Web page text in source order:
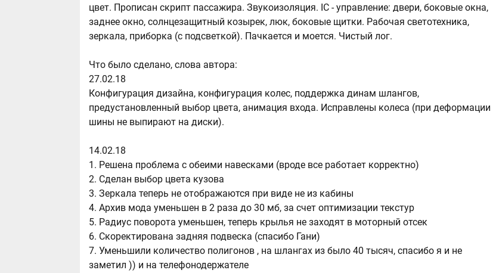
цвет. Прописан скрипт пассажира. Звукоизоляция. IC - управление: двери, боковые окна,
заднее окно, солнцезащитный козырек, люк, боковые щитки. Рабочая светотехника,
зеркала, приборка (с подсветкой). Пачкается и моется. Чистый лог.
Что было сделано, слова автора:
27.02.18
Конфигурация дизайна, конфигурация колес, поддержка динам шлангов,
предустановленный выбор цвета, анимация входа. Исправлены колеса (при деформации
шины не выпирают на диски).
14.02.18
1. Решена проблема с обеими навесками (вроде все работает корректно)
2. Сделан выбор цвета кузова
3. Зеркала теперь не отображаются при виде не из кабины
4. Архив мода уменьшен в 2 раза до 30 мб, за счет оптимизации текстур
5. Радиус поворота уменьшен, теперь крылья не заходят в моторный отсек
6. Скоректирована задняя подвеска (спасибо Гани)
7. Уменьшили количество полигонов , на шлангах из было 40 тысяч, спасибо я и не
заметил )) и на телефонодержателе